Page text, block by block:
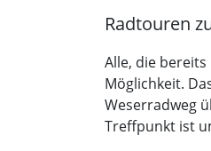
Radtouren
Alle, die
Möglichkeit.
Weserradweg
Treffpunkt ist